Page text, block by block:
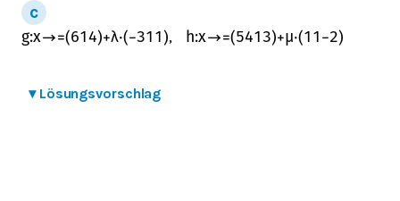
g:x→=(61 4)+λ⋅(−31 1 ), h:x→=(5413)+μ⋅(1 1 −2)
▾ Lösungsvorschlag